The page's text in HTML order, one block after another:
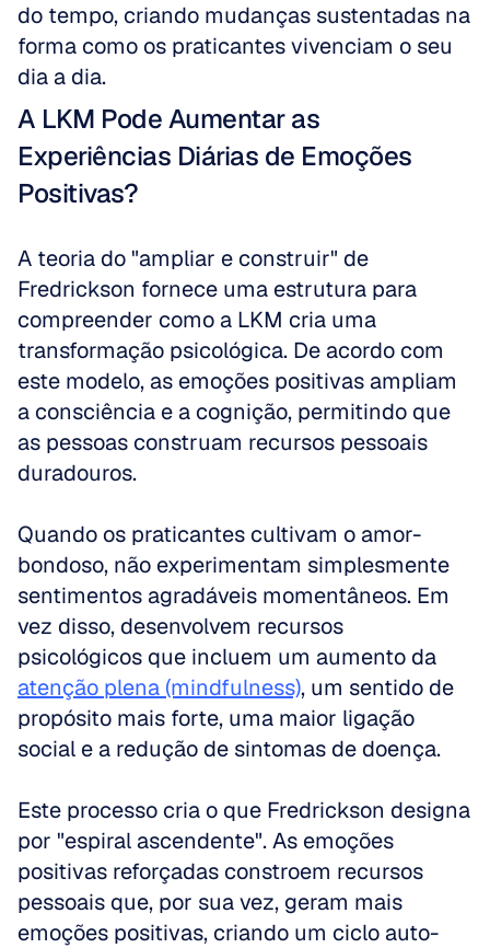
do tempo, criando mudanças sustentadas na
forma como os praticantes vivenciam o seu
dia a dia.
A LKM Pode Aumentar as
Experiências Diárias de Emoções
Positivas?
A teoria do "ampliar e construir" de
Fredrickson fornece uma estrutura para
compreender como a LKM cria uma
transformação psicológica. De acordo com
este modelo, as emoções positivas ampliam
a consciência e a cognição, permitindo que
as pessoas construam recursos pessoais
duradouros.
Quando os praticantes cultivam o amor-
bondoso, não experimentam simplesmente
sentimentos agradáveis momentâneos. Em
vez disso, desenvolvem recursos
atenção plena (mindfulness), um sentido de
propósito mais forte, uma maior ligação
social e a redução de sintomas de doença.
Este processo cria o que Fredrickson designa
por "espiral ascendente". As emoções
positivas reforçadas constroem recursos
pessoais que, por sua vez, geram mais
emoções positivas, criando um ciclo auto-